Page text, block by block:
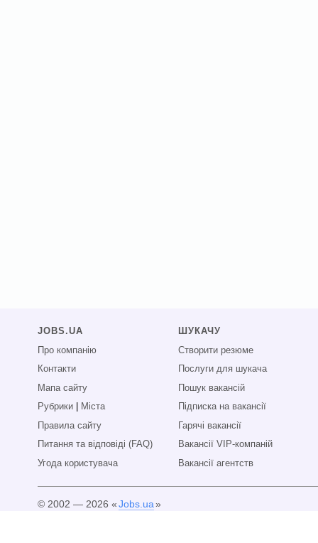
JOBS.UA
Про компанію
Контакти
Мапа сайту
Рубрики
Міста
Правила сайту
Питання та відповіді (FAQ)
Угода користувача
ШУКАЧУ
Створити резюме
Послуги для шукача
Пошук вакансій
Підписка на вакансії
Гарячі вакансії
Вакансії VIP-компаній
Вакансії агентств
© 2002 — 2026 «Jobs.ua»